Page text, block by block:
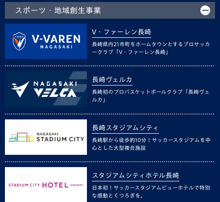
スポーツ・地域創生事業
V・ファーレン長崎
長崎県内21市町をホームタウンとするプロサッカ
ークラブ「V・ファーレン長崎」
長崎ヴェルカ
長崎初のプロバスケットボールクラブ「長崎ヴェ
ルカ」
長崎スタジアムシティ
長崎駅から徒歩約10分！サッカースタジアムを中
心とした大型複合施設
スタジアムシティホテル長崎
日本初！サッカースタジアムビューホテルで特別
な感動とくつろぎを。